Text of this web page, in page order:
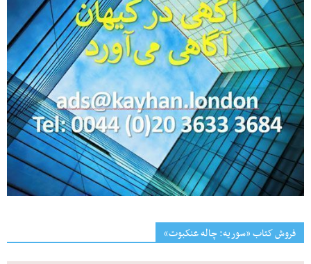
فروش کتاب «سوریه: چاله عنکبوت»